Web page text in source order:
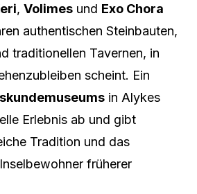
, Volimes und Exo Chora
authentischen Steinbauten,
traditionellen Tavernen, in
scheint. Ein
in Alykes
Erlebnis ab und gibt
Tradition und das
früherer